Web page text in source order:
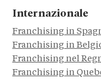
Internazionale
Franchising in
Franchising in
Franchising nel
Franchising in